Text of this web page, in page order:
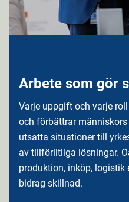
Arbete som gör
Varje uppgift och varje
och förbättrar
utsatta situationer till
av tillförlitliga lösningar.
produktion, inköp,
bidrag skillnad.